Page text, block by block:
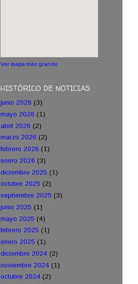
Ver mapa más grande
HISTÓRICO DE NOTICIAS
junio 2026 (3)
mayo 2026 (1)
abril 2026 (2)
marzo 2026 (2)
febrero 2026 (1)
enero 2026 (3)
diciembre 2025 (1)
octubre 2025 (2)
septiembre 2025 (3)
junio 2025 (1)
mayo 2025 (4)
febrero 2025 (1)
enero 2025 (1)
diciembre 2024 (2)
noviembre 2024 (1)
octubre 2024 (2)